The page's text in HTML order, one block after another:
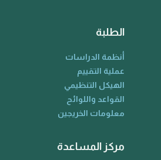
الطلبة
أنظمة الدراسات
عملية التقييم
الهيكل التنظيمي
القواعد واللوائح
معلومات الخريجين
مركز المساعدة